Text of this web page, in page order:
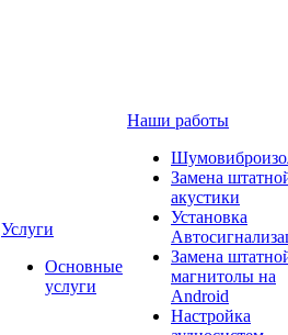
Услуги
Основные
услуги
Наши работы
Замена
акустики
Установка
Замена
магнитолы на
Android
Настройка